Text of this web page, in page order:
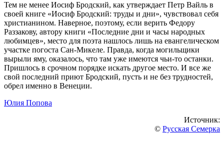
Тем не менее Иосиф Бродский, как утверждает Петр Вайль в
своей книге «Иосиф Бродский: труды и дни», чувствовал себя
христианином. Наверное, поэтому, если верить Федору
Раззакову, автору книги «Последние дни и часы народных
любимцев», место для поэта нашлось лишь на евангелическом
участке погоста Сан-Микеле. Правда, когда могильщики
вырыли яму, оказалось, что там уже имеются чьи-то останки.
Пришлось в срочном порядке искать другое место. И все же
свой последний приют Бродский, пусть и не без трудностей,
обрел именно в Венеции.
Юлия Попова
Источник:
© Русская Семерка